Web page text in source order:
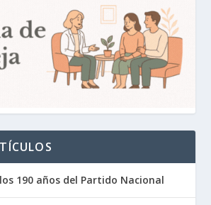
190 años del Partido Nacional